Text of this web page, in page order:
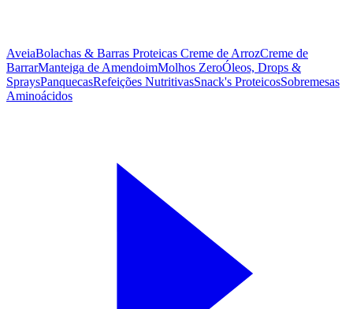
AveiaBolachas & Barras Proteicas Creme de ArrozCreme de
BarrarManteiga de AmendoimMolhos ZeroÓleos, Drops &
SpraysPanquecasRefeições NutritivasSnack's ProteicosSobremesas
Aminoácidos